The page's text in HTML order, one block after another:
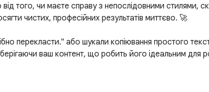
того, чи маєте справу з непослідовними стилями,
чистих, професійних результатів миттєво. 🚀
перекласти." або шукали копіювання простого
ваш контент, що робить його ідеальним для